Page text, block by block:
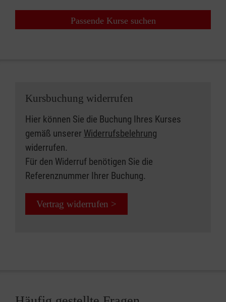
Passende Kurse suchen
Kursbuchung widerrufen
Hier können Sie die Buchung Ihres Kurses
gemäß unserer Widerrufsbelehrung
widerrufen.
Für den Widerruf benötigen Sie die
Referenznummer Ihrer Buchung.
Vertrag widerrufen >